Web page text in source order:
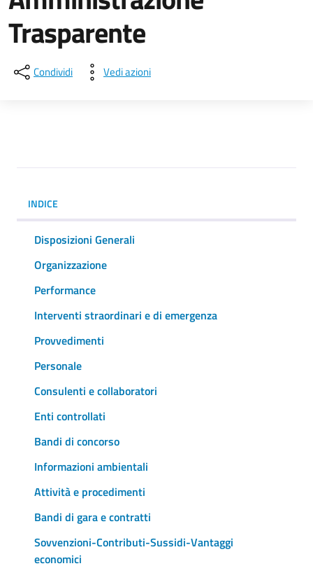
Trasparente
Condividi Vedi azioni
INDICE
Disposizioni Generali
Organizzazione
Performance
Interventi straordinari e di emergenza
Provvedimenti
Personale
Consulenti e collaboratori
Enti controllati
Bandi di concorso
Informazioni ambientali
Attività e procedimenti
Bandi di gara e contratti
Sovvenzioni-Contributi-Sussidi-Vantaggi
economici